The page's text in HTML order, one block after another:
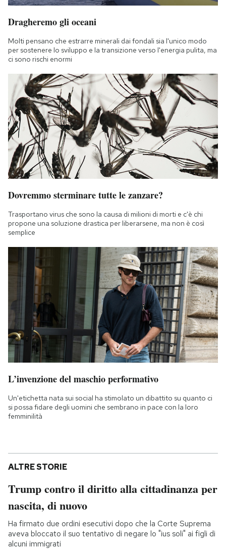
Dragheremo gli oceani
Molti pensano che estrarre minerali dai fondali sia l'unico modo
per sostenere lo sviluppo e la transizione verso l'energia pulita, ma
ci sono rischi enormi
Dovremmo sterminare tutte le zanzare?
Trasportano virus che sono la causa di milioni di morti e c'è chi
propone una soluzione drastica per liberarsene, ma non è così
semplice
L’invenzione del maschio performativo
Un'etichetta nata sui social ha stimolato un dibattito su quanto ci
si possa fidare degli uomini che sembrano in pace con la loro
femminilità
ALTRE STORIE
Trump contro il diritto alla cittadinanza per
nascita, di nuovo
Ha firmato due ordini esecutivi dopo che la Corte Suprema
aveva bloccato il suo tentativo di negare lo "ius soli" ai figli di
alcuni immigrati